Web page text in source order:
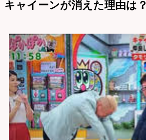
キャイーンが消えた理由は？